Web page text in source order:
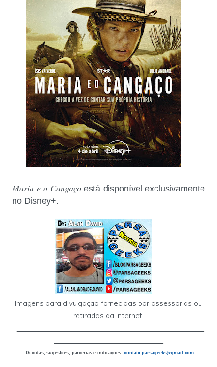
Maria e o Cangaçoestá disponível exclusivamente
no Disney+.
Imagens para divulgação fornecidas por assessorias ou
retiradas da internet
Dúvidas, sugestões, parcerias e indicações: contato.parsageeks@gmail.com